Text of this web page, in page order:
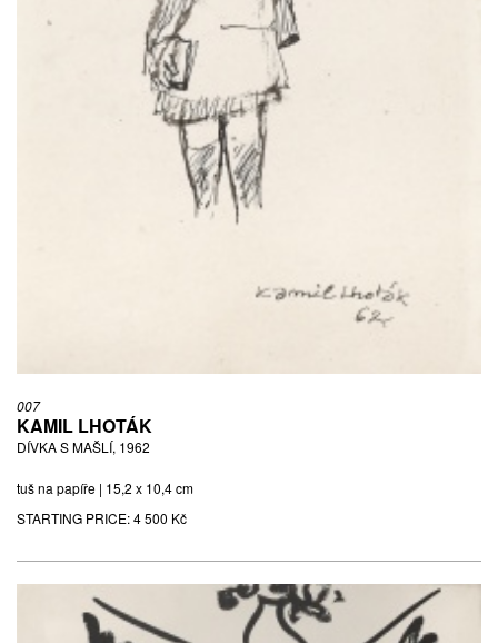
007
KAMIL LHOTÁK
DÍVKA S MAŠLÍ, 1962
tuš na papíře | 15,2 x 10,4 cm
STARTING PRICE:4 500 Kč